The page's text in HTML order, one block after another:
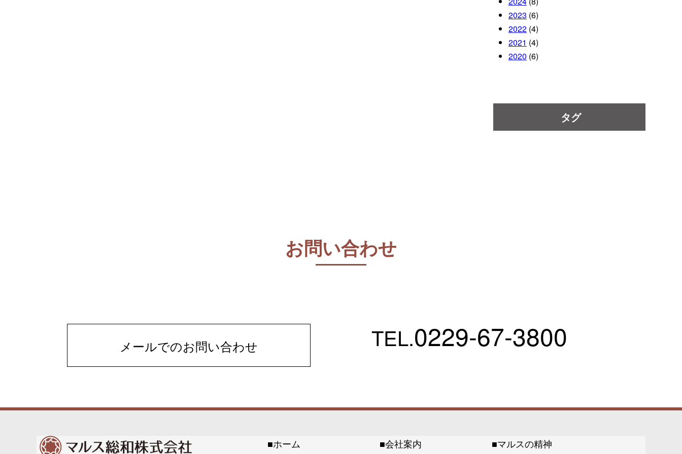
2023 (6)
2022 (4)
2021 (4)
2020 (6)
タグ
お問い合わせ
メールでのお問い合わせ TEL.0229-67-3800
ホーム 会社案内 マルスの精神